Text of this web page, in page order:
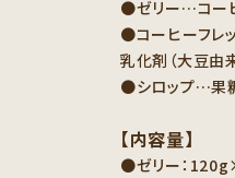
●ゼリー…コー
●コーヒーフレ
乳化剤（大豆由
●シロップ…果
【内容量】
●ゼリー：